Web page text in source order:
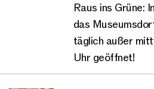
Raus ins Grüne:
das
täglich außer
Uhr geöffnet!